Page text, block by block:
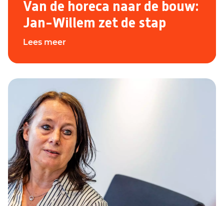
Van de horeca naar de bouw:
Jan-Willem zet de stap
Lees meer